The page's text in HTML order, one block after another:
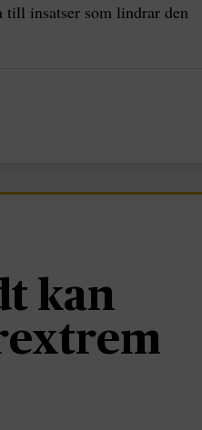
till insatser som lindrar den
kan